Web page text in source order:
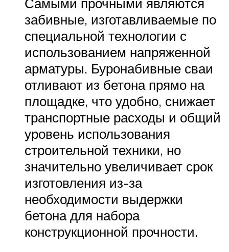
забивные, изготавливаемые по
специальной технологии с
использованием напряженной
арматуры. Буронабивные сваи
отливают из бетона прямо на
площадке, что удобно, снижает
транспортные расходы и общий
уровень использования
строительной техники, но
значительно увеличивает срок
изготовления из-за
необходимости выдержки
бетона для набора
конструкционной прочности.